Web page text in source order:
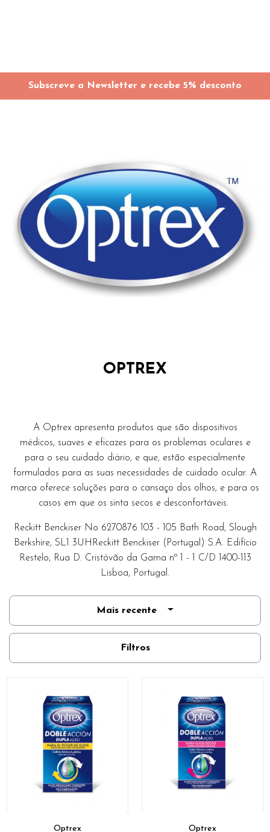
Subscreve a Newsletter e recebe 5% desconto
OPTREX
A Optrex apresenta produtos que são dispositivos
médicos, suaves e eficazes para os problemas oculares e
para o seu cuidado diário, e que, estão especialmente
formulados para as suas necessidades de cuidado ocular. A
marca oferece soluções para o cansaço dos olhos, e para os
casos em que os sinta secos e desconfortáveis.
Reckitt Benckiser No 6270876 103 - 105 Bath Road, Slough
Berkshire, SL1 3UHReckitt Benckiser (Portugal) S.A. Edifício
Restelo, Rua D. Cristóvão da Gama nº 1 - 1 C/D 1400-113
Lisboa, Portugal.
Mais recente
Filtros
Optrex Optrex